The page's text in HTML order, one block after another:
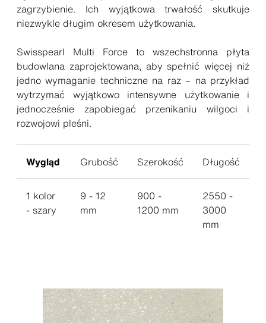
zagrzybienie. Ich wyjątkowa trwałość skutkuje
niezwykle długim okresem użytkowania.
Swisspearl Multi Force to wszechstronna płyta
budowlana zaprojektowana, aby spełnić więcej niż
jedno wymaganie techniczne na raz – na przykład
wytrzymać wyjątkowo intensywne użytkowanie i
jednocześnie zapobiegać przenikaniu wilgoci i
rozwojowi pleśni.
Wygląd Grubość Szerokość Długość
1 kolor
- szary
9 - 12
mm
900 -
1200 mm
2550 -
3000
mm